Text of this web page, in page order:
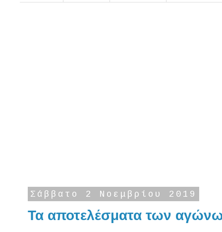
Σάββατο 2 Νοεμβρίου 2019
Τα αποτελέσματα των